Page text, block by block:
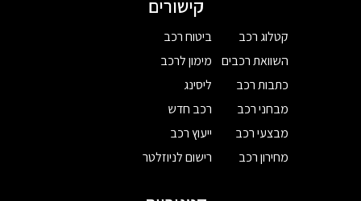
קישורים
קטלוג רכב
השוואת רכבים
כתבות רכב
מבחני רכב
מבצעי רכב
מחירון רכב
ביטוח רכב
מימון לרכב
ליסינג
רכב חדש
ייעוץ רכב
רישום לניוזלטר